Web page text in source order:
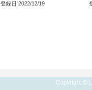
登録日 2022/12/19
Copyright ©